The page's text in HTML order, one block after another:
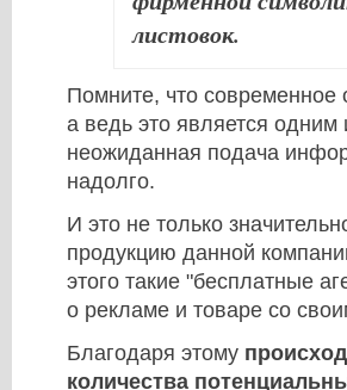
листовок.
Помните, что
а ведь это является
неожиданная подача
надолго.
И это не только
продукцию данной
этого такие "бесплатные
о рекламе и товаре со
Благодаря этому
количества